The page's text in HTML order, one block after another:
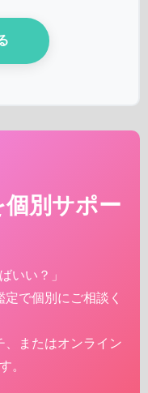
別サポー
いい？」
で個別にご相談く
、またはオンライン
。